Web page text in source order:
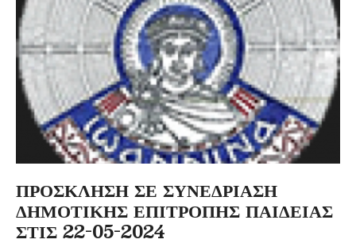
ΠΡΟΣΚΛΗΣΗ ΣΕ ΣΥΝΕΔΡΙΑΣΗ
ΔΗΜΟΤΙΚΗΣ ΕΠΙΤΡΟΠΗΣ ΠΑΙΔΕΙΑΣ
ΣΤΙΣ 22-05-2024